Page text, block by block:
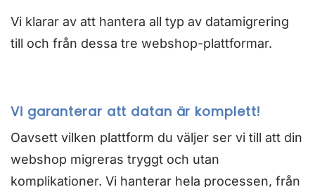
Vi klarar av att hantera all typ av datamigrering
till och från dessa tre webshop-plattformar.
Vi garanterar att datan är komplett!
Oavsett vilken plattform du väljer ser vi till att din
webshop migreras tryggt och utan
komplikationer. Vi hanterar hela processen, från